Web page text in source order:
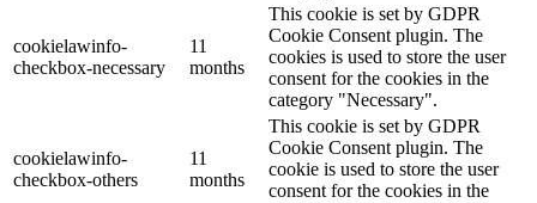
cookielawinfo-
checkbox-necessary
11
months
This cookie is set by GDPR
Cookie Consent plugin. The
cookies is used to store the user
consent for the cookies in the
category "Necessary".
cookielawinfo-
checkbox-others
11
months
This cookie is set by GDPR
Cookie Consent plugin. The
cookie is used to store the user
consent for the cookies in the